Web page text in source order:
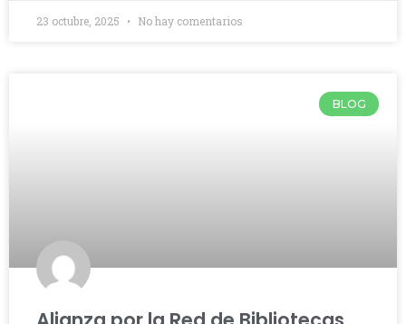
23 octubre, 2025 No hay comentarios
BLOG